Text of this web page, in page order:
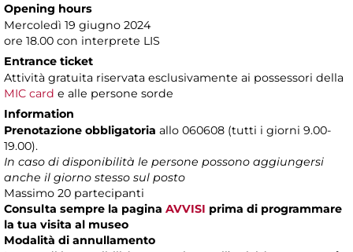
Opening hours
Mercoledì 19 giugno 2024
ore 18.00 con interprete LIS
Entrance ticket
Attività gratuita riservata esclusivamente ai possessori della
MIC card e alle persone sorde
Information
Prenotazione obbligatoria allo 060608 (tutti i giorni 9.00-
19.00).
In caso di disponibilità le persone possono aggiungersi
anche il giorno stesso sul posto
Massimo 20 partecipanti
Consulta sempre la pagina AVVISI prima di programmare
la tua visita al museo
Modalità di annullamento